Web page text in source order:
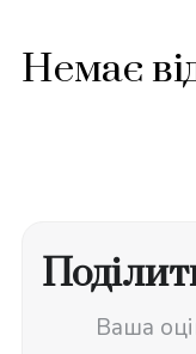
Немає
Ваша